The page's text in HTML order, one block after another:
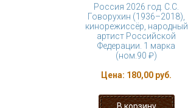
Россия 2026 год. С.С.
Говорухин (1936–2018),
кинорежиссёр, народный
артист Российской
Федерации. 1 марка
(ном.90 ₽)
Цена: 180,00 руб.